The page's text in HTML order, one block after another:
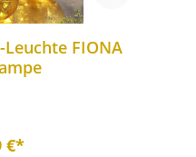
Leuchte FIONA
€*